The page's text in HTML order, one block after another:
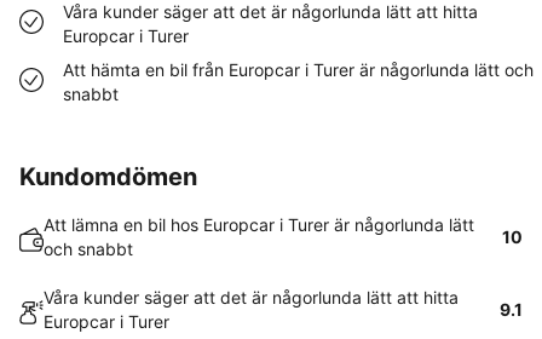
Våra kunder säger att det är någorlunda lätt att hitta
Europcar i Turer
Att hämta en bil från Europcar i Turer är någorlunda lätt och
snabbt
Kundomdömen
Att lämna en bil hos Europcar i Turer är någorlunda lätt
och snabbt
10
Våra kunder säger att det är någorlunda lätt att hitta
Europcar i Turer
9.1